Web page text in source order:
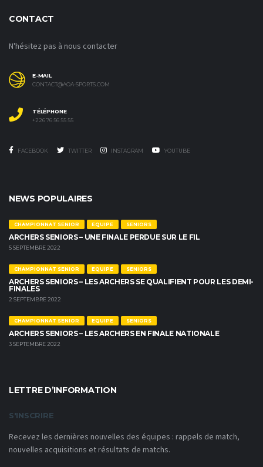
CONTACT
N'hésitez pas à nous contacter
E-MAIL
CONTACT@AOA-SPORTS.COM
TÉLÉPHONE
+226 76 56 55 55
FACEBOOK TWITTER INSTAGRAM YOUTUBE
NEWS POPULAIRES
CHAMPIONNAT SENIOR EQUIPE SENIORS
ARCHERS SENIORS – UNE FINALE PERDUE SUR LE FIL
5 SEPTEMBRE 2022
CHAMPIONNAT SENIOR EQUIPE SENIORS
ARCHERS SENIORS – LES ARCHERS SE QUALIFIENT POUR LES DEMI-
FINALES
2 SEPTEMBRE 2022
CHAMPIONNAT SENIOR EQUIPE SENIORS
ARCHERS SENIORS – LES ARCHERS EN FINALE NATIONALE
3 SEPTEMBRE 2022
LETTRE D’INFORMATION
S'INSCRIRE
Recevez les dernières nouvelles des équipes : rappels de match,
nouvelles acquisitions et résultats de matchs.